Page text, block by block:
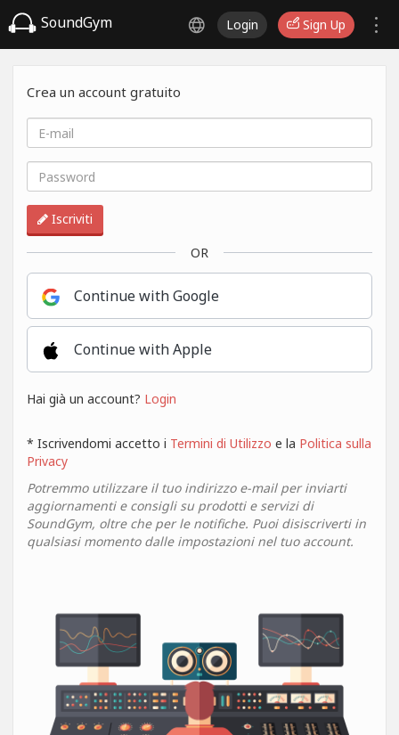
SoundGym Login Sign Up
Crea un account gratuito
Iscriviti
OR
Continue with Google
Continue with Apple
Hai già un account? Login
* Iscrivendomi accetto i Termini di Utilizzo e la Politica sulla
Privacy
Potremmo utilizzare il tuo indirizzo e-mail per inviarti
aggiornamenti e consigli su prodotti e servizi di
SoundGym, oltre che per le notifiche. Puoi disiscriverti in
qualsiasi momento dalle impostazioni nel tuo account.